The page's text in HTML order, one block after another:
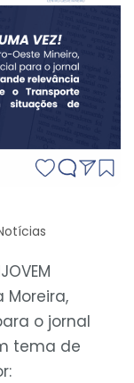
Moreira,
o jornal
tema de